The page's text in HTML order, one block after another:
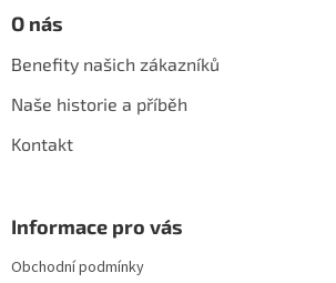
O nás
Benefity našich zákazníků
Naše historie a příběh
Kontakt
Informace pro vás
Obchodní podmínky